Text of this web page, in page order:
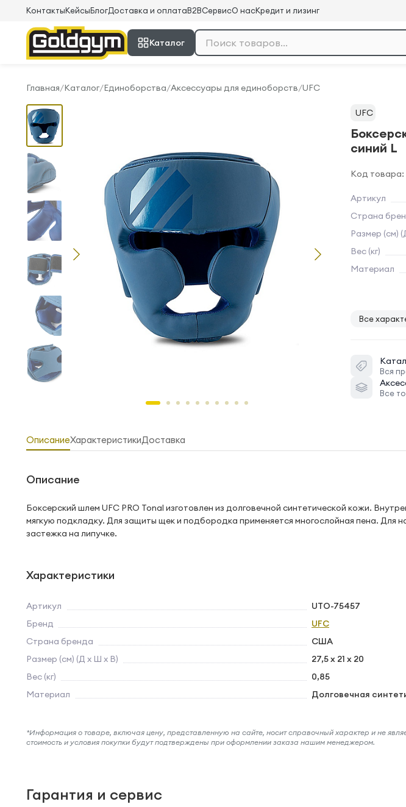
КонтактыКейсыБлогДоставка и оплатаB2BСервисО насКредит и лизинг
Каталог
Главная/Каталог/Единоборства/Аксессуары для единоборств/UFC
UFC
синий L
Код товара:
Артикул
Страна
Размер (см)
Вес (кг)
Материал
Все
Вся
Все
ОписаниеХарактеристикиДоставка
Описание
Боксерский шлем UFC PRO Tonal изготовлен из долговечной синтетической кожи.
мягкую подкладку. Для защиты щек и подбородка применяется многослойная пена. Для
застежка на липучке.
Характеристики
Артикул
UTO-75457
Бренд
UFC
Страна бренда
США
Размер (см) (Д х Ш х В)
27,5 х 21 х 20
Вес (кг)
0,85
Материал
Долговечная
*Информация о товаре, включая цену, представленную на сайте, носит справочный характер и не
стоимость и условия покупки будут подтверждены при оформлении заказа нашим менеджером.
Гарантия и сервис